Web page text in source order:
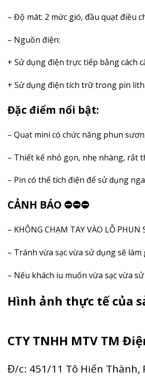
– Độ mát: 2 mức gió, đầu quạt điều
– Nguồn điện:
+ Sử dụng điện trực tiếp bằng cách
+ Sử dụng điện tích trữ trong pin
Đặc điểm nổi bật:
– Quạt mini có chức năng phun
– Thiết kế nhỏ gọn, nhẹ nhàng, rất
– Pin có thể tích điện để sử dụng
CẢNH BÁO ⛔️⛔️⛔️
– KHÔNG CHẠM TAY VÀO LỖ
– Tránh vừa sạc vừa sử dụng sẽ
– Nếu khách iu muốn vừa sạc vừa
Hình ảnh thực tế của
CTY TNHH MTV TM
Đ/c: 451/11 Tô Hiến Thành,